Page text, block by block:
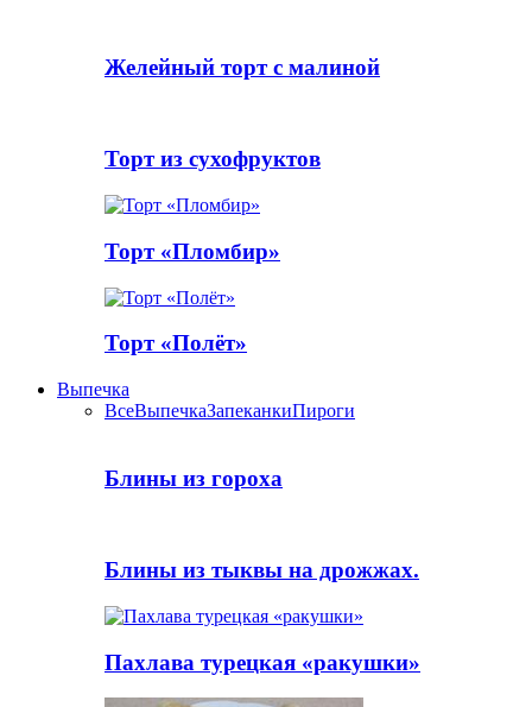
Желейный торт с малиной
Торт из сухофруктов
Торт «Пломбир»
Торт «Полёт»
Выпечка
ВсеВыпечкаЗапеканкиПироги
Блины из гороха
Блины из тыквы на дрожжах.
Пахлава турецкая «ракушки»